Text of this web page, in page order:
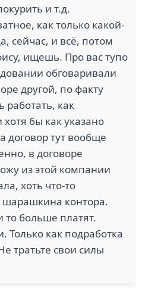
и т.д.
как только какой-
сейчас, и всё, потом
ищешь. Про вас тупо
обговаривали
другой, по факту
работать, как
бы как указано
договор тут вообще
в договоре
из этой компании
хоть что-то
шарашкина контора.
больше платят.
Только как подработка
тратьте свои силы